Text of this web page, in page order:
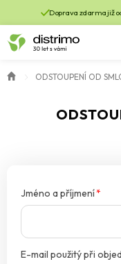
Doprava zdarma již
ODSTOUPENÍ OD
Jméno a příjmení*
E-mail použitý při